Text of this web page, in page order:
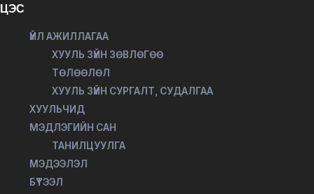
ЦЭС
ҮЙЛ АЖИЛЛАГАА
ХУУЛЬ ЗҮЙН ЗӨВЛӨГӨӨ
ТӨЛӨӨЛӨЛ
ХУУЛЬ ЗҮЙН СУРГАЛТ, СУДАЛГАА
ХУУЛЬЧИД
МЭДЛЭГИЙН САН
ТАНИЛЦУУЛГА
МЭДЭЭЛЭЛ
БҮТЭЭЛ